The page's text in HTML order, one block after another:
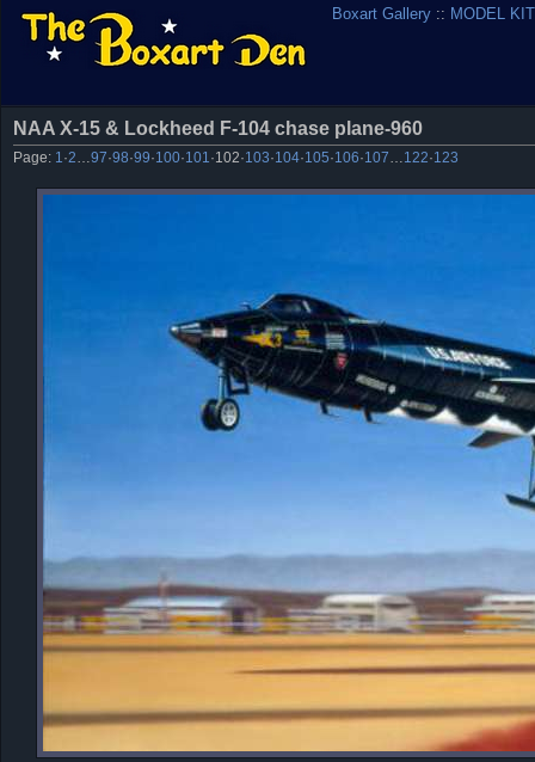
Boxart Gallery :: MODEL
NAA X-15 & Lockheed F-104 chase plane-960
Page: 1 ·2 97·98·99·100·101 ·102·103·104·105·106·107 122·123